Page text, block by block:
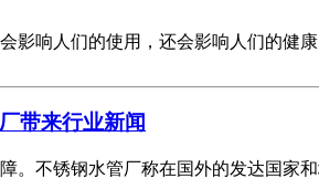
影响人们的使用，还会影响人们的健
带来行业新闻
。不锈钢水管厂称在国外的发达国家